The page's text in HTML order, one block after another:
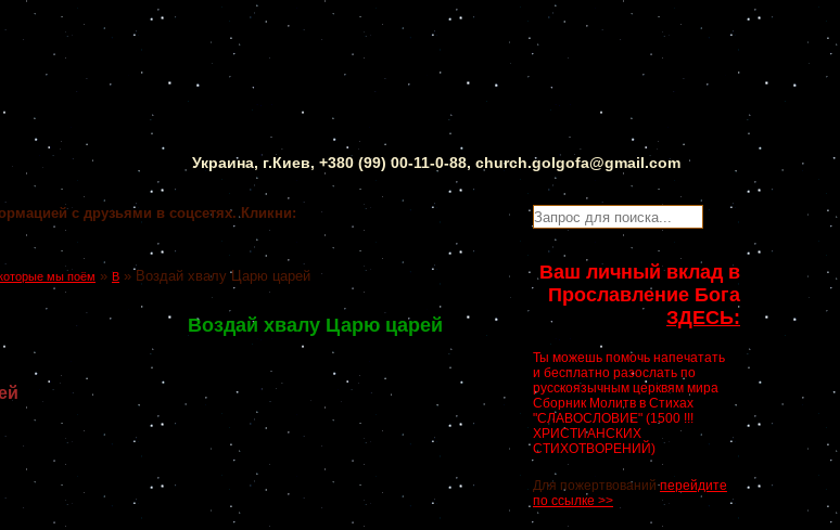
Украина, г.Киев, +380 (99) 00-11-0-88, church.golgofa@gmail.com
с друзьями в соцсетях. Кликни:
мы поём » В » Воздай хвалу Царю царей
Воздай хвалу Царю царей
Ваш личный вклад в
Прославление Бога
ЗДЕСЬ:
Ты можешь помочь напечатать
и бесплатно разослать по
русскоязычным церквям мира
Сборник Молитв в Стихах
"СЛАВОСЛОВИЕ" (1500 !!!
ХРИСТИАНСКИХ
СТИХОТВОРЕНИЙ)
Для пожертвованийперейдите
по ссылке >>